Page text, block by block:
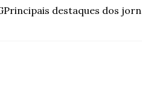
destaques dos